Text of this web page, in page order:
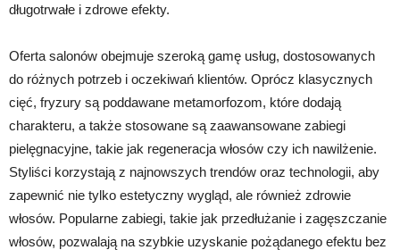
długotrwałe i zdrowe efekty.
Oferta salonów obejmuje szeroką gamę usług, dostosowanych
do różnych potrzeb i oczekiwań klientów. Oprócz klasycznych
cięć, fryzury są poddawane metamorfozom, które dodają
charakteru, a także stosowane są zaawansowane zabiegi
pielęgnacyjne, takie jak regeneracja włosów czy ich nawilżenie.
Styliści korzystają z najnowszych trendów oraz technologii, aby
zapewnić nie tylko estetyczny wygląd, ale również zdrowie
włosów. Popularne zabiegi, takie jak przedłużanie i zagęszczanie
włosów, pozwalają na szybkie uzyskanie pożądanego efektu bez